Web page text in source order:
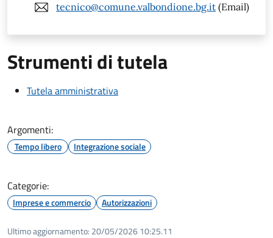
tecnico@comune.valbondione.bg.it (Email)
Strumenti di tutela
Tutela amministrativa
Argomenti:
Tempo libero Integrazione sociale
Categorie:
Imprese e commercio Autorizzazioni
Ultimo aggiornamento: 20/05/2026 10:25.11